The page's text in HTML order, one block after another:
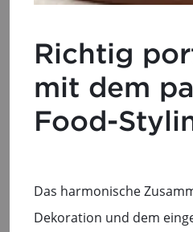
Richtig
mit dem
Food-
Das harmonische
Dekoration und dem